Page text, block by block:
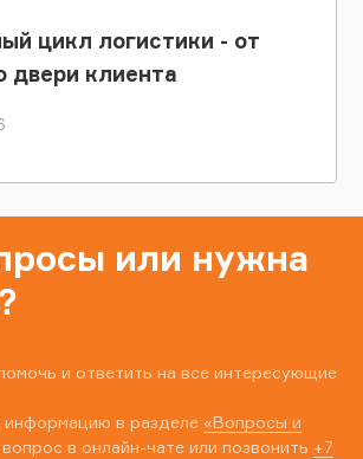
цикл логистики - от
двери клиента
или нужна
и ответить на все интересующие
в разделе «Вопросы и
в онлайн-чате или позвонить +7